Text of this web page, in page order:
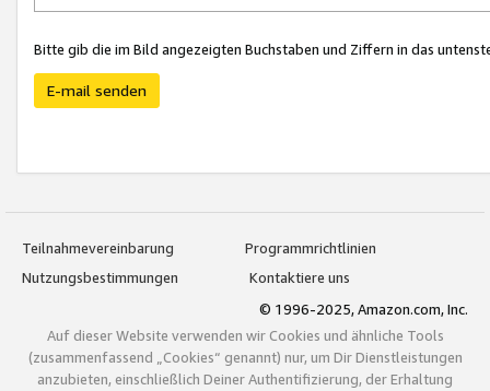
Bitte gib die im Bild angezeigten Buchstaben und Ziffern in das
E-mail senden
Teilnahmevereinbarung
Programmrichtlinien
Nutzungsbestimmungen
Kontaktiere uns
© 1996-2025, Amazon.com, Inc.
Auf dieser Website verwenden wir Cookies und ähnliche Tools
(zusammenfassend „Cookies“ genannt) nur, um Dir Dienstleistungen
anzubieten, einschließlich Deiner Authentifizierung, der Erhaltung